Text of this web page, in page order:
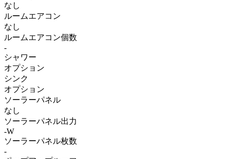
なし
ルームエアコン
なし
ルームエアコン個数
-
シャワー
オプション
シンク
オプション
ソーラーパネル
なし
ソーラーパネル出力
-W
ソーラーパネル枚数
-